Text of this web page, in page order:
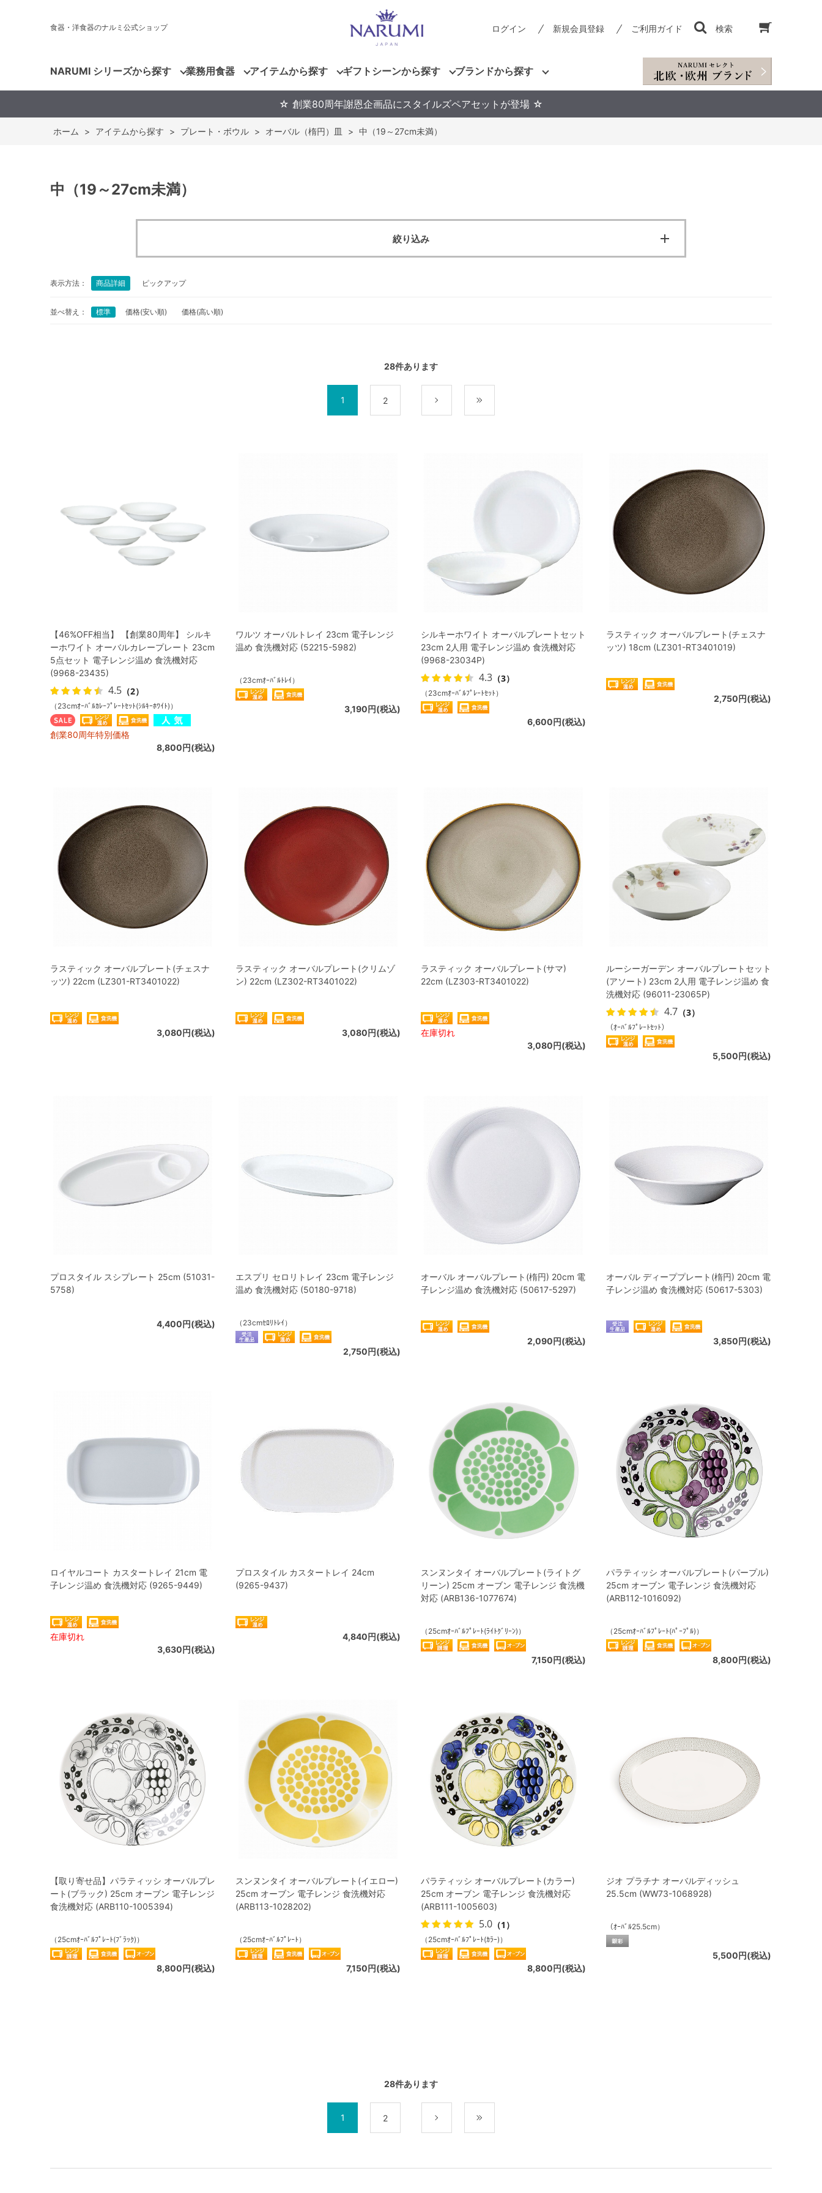
食器・洋食器のナルミ公式ショップ ログイン 新規会員登録 ご利用ガイド 検索
NARUMI シリーズから探す 業務用食器 アイテムから探す ギフトシーンから探す ブランドから探す
☆ 創業80周年謝恩企画品にスタイルズペアセットが登場 ☆
ホーム > アイテムから探す > プレート・ボウル > オーバル（楕円）皿 > 中（19～27cm未満）
中（19～27cm未満）
絞り込み
表示方法： 商品詳細 ピックアップ
並べ替え： 標準 価格(安い順) 価格(高い順)
28件あります
1 2
【46%OFF相当】 【創業80周年】 シルキ
ーホワイト オーバルカレープレート 23cm
5点セット 電子レンジ温め 食洗機対応
(9968-23435)
4.5 （2）
（23cmｵｰﾊﾞﾙｶﾚｰﾌﾟﾚｰﾄｾｯﾄ(ｼﾙｷｰﾎﾜｲﾄ)）
創業80周年特別価格
8,800円(税込)
ワルツ オーバルトレイ 23cm 電子レンジ
温め 食洗機対応 (52215-5982)
（23cmｵｰﾊﾞﾙﾄﾚｲ）
3,190円(税込)
シルキーホワイト オーバルプレートセット
23cm 2人用 電子レンジ温め 食洗機対応
(9968-23034P)
4.3 （3）
（23cmｵｰﾊﾞﾙﾌﾟﾚｰﾄｾｯﾄ）
6,600円(税込)
ラスティック オーバルプレート(チェスナ
ッツ) 18cm (LZ301-RT3401019)
2,750円(税込)
ラスティック オーバルプレート(チェスナ
ッツ) 22cm (LZ301-RT3401022)
3,080円(税込)
ラスティック オーバルプレート(クリムゾ
ン) 22cm (LZ302-RT3401022)
3,080円(税込)
ラスティック オーバルプレート(サマ)
22cm (LZ303-RT3401022)
在庫切れ
3,080円(税込)
ルーシーガーデン オーバルプレートセット
(アソート) 23cm 2人用 電子レンジ温め 食
洗機対応 (96011-23065P)
4.7 （3）
（ｵｰﾊﾞﾙﾌﾟﾚｰﾄｾｯﾄ）
5,500円(税込)
プロスタイル スシプレート 25cm (51031-
5758)
4,400円(税込)
エスプリ セロリトレイ 23cm 電子レンジ
温め 食洗機対応 (50180-9718)
（23cmｾﾛﾘﾄﾚｲ）
2,750円(税込)
オーバル オーバルプレート(楕円) 20cm 電
子レンジ温め 食洗機対応 (50617-5297)
2,090円(税込)
オーバル ディーププレート(楕円) 20cm 電
子レンジ温め 食洗機対応 (50617-5303)
3,850円(税込)
ロイヤルコート カスタートレイ 21cm 電
子レンジ温め 食洗機対応 (9265-9449)
在庫切れ
3,630円(税込)
プロスタイル カスタートレイ 24cm
(9265-9437)
4,840円(税込)
スンヌンタイ オーバルプレート(ライトグ
リーン) 25cm オーブン 電子レンジ 食洗機
対応 (ARB136-1077674)
（25cmｵｰﾊﾞﾙﾌﾟﾚｰﾄ(ﾗｲﾄｸﾞﾘｰﾝ)）
7,150円(税込)
パラティッシ オーバルプレート(パープル)
25cm オーブン 電子レンジ 食洗機対応
(ARB112-1016092)
（25cmｵｰﾊﾞﾙﾌﾟﾚｰﾄ(ﾊﾟｰﾌﾟﾙ)）
8,800円(税込)
【取り寄せ品】パラティッシ オーバルプレ
ート(ブラック) 25cm オーブン 電子レンジ
食洗機対応 (ARB110-1005394)
（25cmｵｰﾊﾞﾙﾌﾟﾚｰﾄ(ﾌﾞﾗｯｸ)）
8,800円(税込)
スンヌンタイ オーバルプレート(イエロー)
25cm オーブン 電子レンジ 食洗機対応
(ARB113-1028202)
（25cmｵｰﾊﾞﾙﾌﾟﾚｰﾄ）
7,150円(税込)
パラティッシ オーバルプレート(カラー)
25cm オーブン 電子レンジ 食洗機対応
(ARB111-1005603)
5.0 （1）
（25cmｵｰﾊﾞﾙﾌﾟﾚｰﾄ(ｶﾗｰ)）
8,800円(税込)
ジオ プラチナ オーバルディッシュ
25.5cm (WW73-1068928)
（ｵｰﾊﾞﾙ25.5cm）
5,500円(税込)
28件あります
1 2